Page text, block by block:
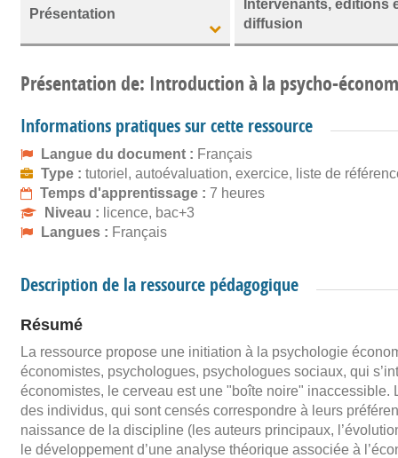
Présentation
Intervenants, éditions
diffusion
Présentation de: Introduction à la psycho-
Informations pratiques sur cette ressource
Langue du document : Français
Type : tutoriel, autoévaluation, exercice, liste de
Temps d'apprentissage : 7 heures
Niveau : licence, bac+3
Langues : Français
Description de la ressource pédagogique
Résumé
La ressource propose une initiation à la psychologie
économistes, psychologues, psychologues sociaux, qui
économistes, le cerveau est une "boîte noire" inaccessible.
des individus, qui sont censés correspondre à leurs
naissance de la discipline (les auteurs principaux,
le développement d’une analyse théorique associée à